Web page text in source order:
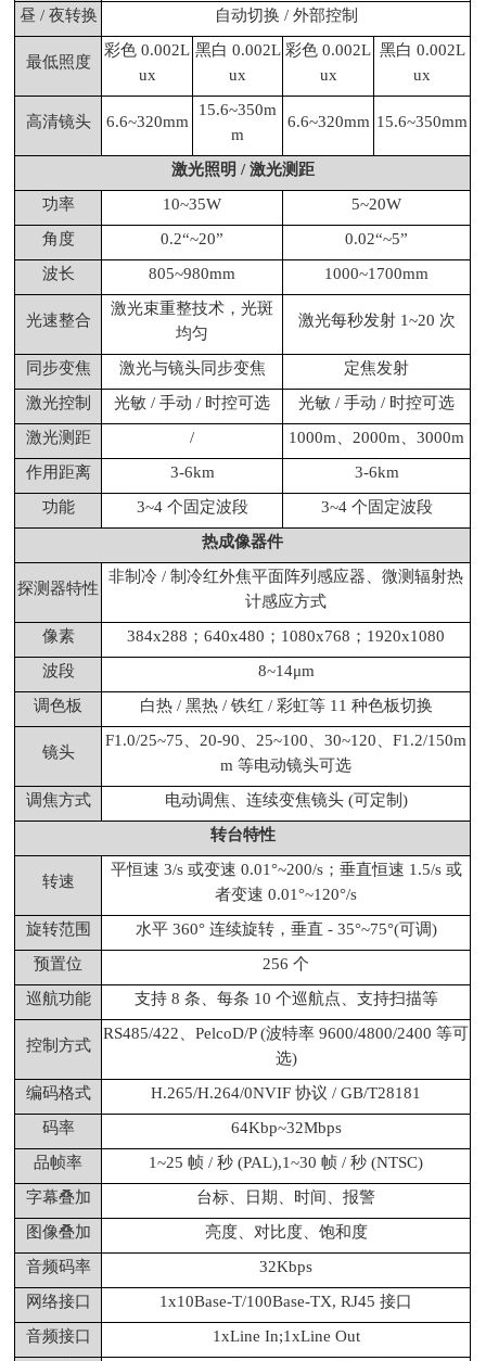
昼 / 夜转换 自动切换 / 外部控制
最低照度
彩色 0.002L
ux
黑白 0.002L
ux
彩色 0.002L
ux
黑白 0.002L
ux
高清镜头 6.6~320mm
15.6~350m
m
6.6~320mm 15.6~350mm
激光照明 / 激光测距
功率
10~35W
5~20W
角度
0.2“~20”
0.02“~5”
波长
805~980mm 1000~1700mm
光速整合
激光束重整技术，光斑
均匀
激光每秒发射 1~20 次
同步变焦 激光与镜头同步变焦
定焦发射
激光控制
光敏 / 手动 / 时控可选
光敏 / 手动 / 时控可选
激光测距
/
1000m、2000m、3000m
作用距离
3-6km
3-6km
功能
3~4 个固定波段
3~4 个固定波段
热成像器件
探测器特性
非制冷 / 制冷红外焦平面阵列感应器、微测辐射热
计感应方式
像素
384x288；640x480；1080x768；1920x1080
波段
8~14μm
调色板
白热 / 黑热 / 铁红 / 彩虹等 11 种色板切换
镜头
F1.0/25~75、20-90、25~100、30~120、F1.2/150m
m 等电动镜头可选
调焦方式
电动调焦、连续变焦镜头 (可定制)
转台特性
转速
平恒速 3/s 或变速 0.01°~200/s；垂直恒速 1.5/s 或
者变速 0.01°~120°/s
旋转范围
水平 360° 连续旋转，垂直 - 35°~75°(可调)
预置位
256 个
巡航功能
支持 8 条、每条 10 个巡航点、支持扫描等
控制方式
RS485/422、PelcoD/P (波特率 9600/4800/2400 等可
选)
编码格式
H.265/H.264/0NVIF 协议 / GB/T28181
码率
64Kbp~32Mbps
品帧率
1~25 帧 / 秒 (PAL),1~30 帧 / 秒 (NTSC)
字幕叠加
台标、日期、时间、报警
图像叠加
亮度、对比度、饱和度
音频码率
32Kbps
网络接口
1x10Base-T/100Base-TX, RJ45 接口
音频接口
1xLine In;1xLine Out